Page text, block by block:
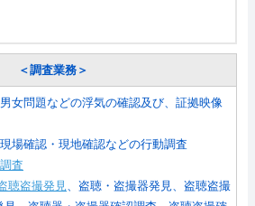
＜調査業務＞
男女問題などの浮気の確認及び、証拠映像
場確認・現地確認などの行動調査
査
聴盗撮発見
、盗聴・盗撮器発見、盗聴盗撮